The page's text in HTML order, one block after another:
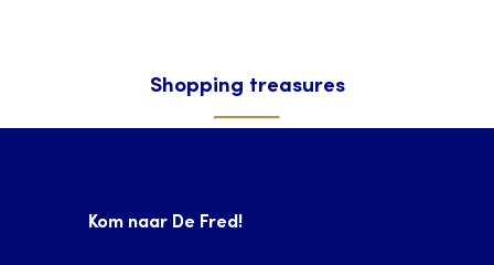
Shopping treasures
Kom naar De Fred!